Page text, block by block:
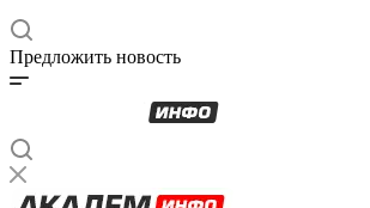
Предложить новость